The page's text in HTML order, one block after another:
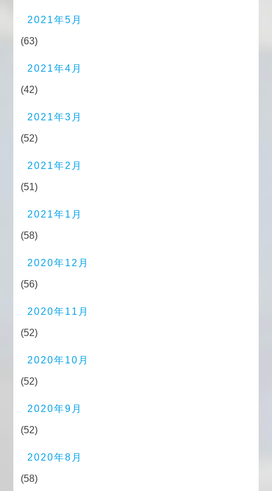
2021年5月
(63)
2021年4月
(42)
2021年3月
(52)
2021年2月
(51)
2021年1月
(58)
2020年12月
(56)
2020年11月
(52)
2020年10月
(52)
2020年9月
(52)
2020年8月
(58)